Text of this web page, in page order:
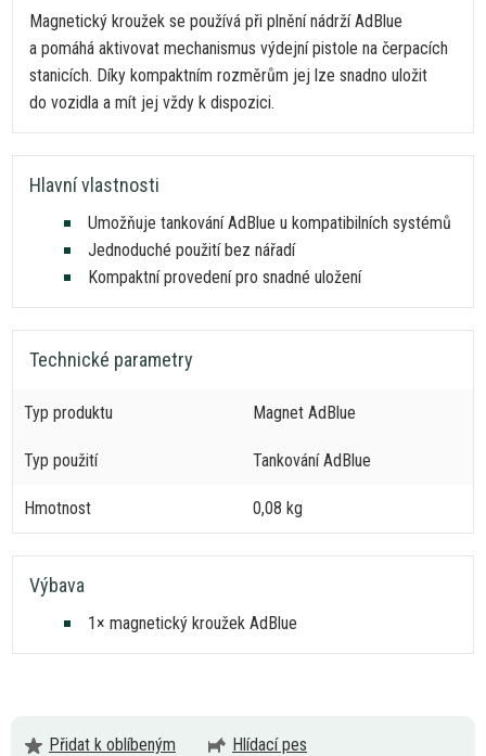
Magnetický kroužek se používá při plnění nádrží AdBlue
a pomáhá aktivovat mechanismus výdejní pistole na čerpacích
stanicích. Díky kompaktním rozměrům jej lze snadno uložit
do vozidla a mít jej vždy k dispozici.
Hlavní vlastnosti
Umožňuje tankování AdBlue u kompatibilních systémů
Jednoduché použití bez nářadí
Kompaktní provedení pro snadné uložení
Technické parametry
Typ produktu Magnet AdBlue
Typ použití Tankování AdBlue
Hmotnost 0,08 kg
Výbava
1× magnetický kroužek AdBlue
Přidat k oblíbeným
Hlídací pes